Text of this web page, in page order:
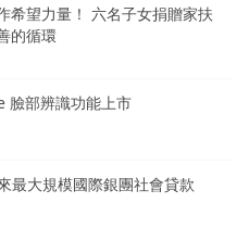
希望力量！ 六名子女捐贈家扶
的循環
臉部辨識功能上市
最大規模國際銀團社會貸款